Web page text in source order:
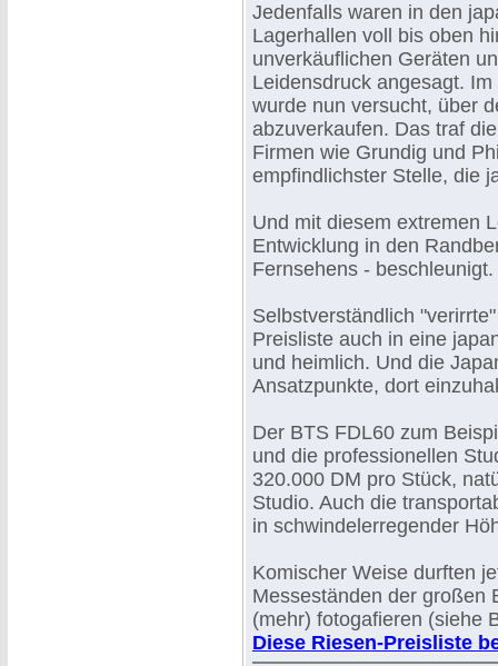
Jedenfalls waren in den
Lagerhallen voll bis oben
unverkäuflichen Geräten
Leidensdruck angesagt.
wurde nun versucht, über
abzuverkaufen. Das traf
Firmen wie Grundig und
empfindlichster Stelle, die
Und mit diesem extremen
Entwicklung in den
Fernsehens - beschleunigt.
Selbstverständlich
Preisliste auch in eine
und heimlich. Und die
Ansatzpunkte, dort
Der BTS FDL60 zum
und die professionellen
320.000 DM pro Stück,
Studio. Auch die
in schwindelerregender
Komischer Weise durften
Messeständen der großen
(mehr) fotogafieren (siehe
Diese Riesen-Preisliste